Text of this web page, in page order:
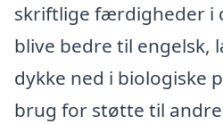
skriftlige færdigheder i
blive bedre til engelsk,
dykke ned i biologiske
brug for støtte til